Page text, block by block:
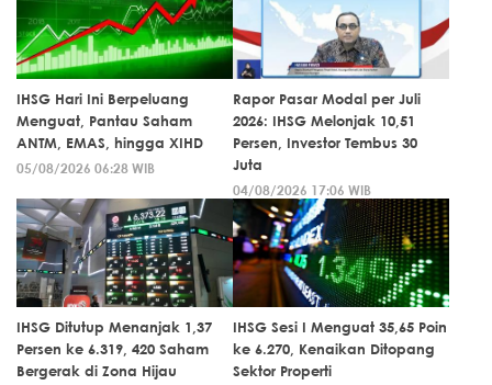
IHSG Hari Ini Berpeluang
Menguat, Pantau Saham
ANTM, EMAS, hingga XIHD
05/08/2026 06:28 WIB
Rapor Pasar Modal per Juli
2026: IHSG Melonjak 10,51
Persen, Investor Tembus 30
Juta
04/08/2026 17:06 WIB
IHSG Ditutup Menanjak 1,37
Persen ke 6.319, 420 Saham
Bergerak di Zona Hijau
IHSG Sesi I Menguat 35,65 Poin
ke 6.270, Kenaikan Ditopang
Sektor Properti